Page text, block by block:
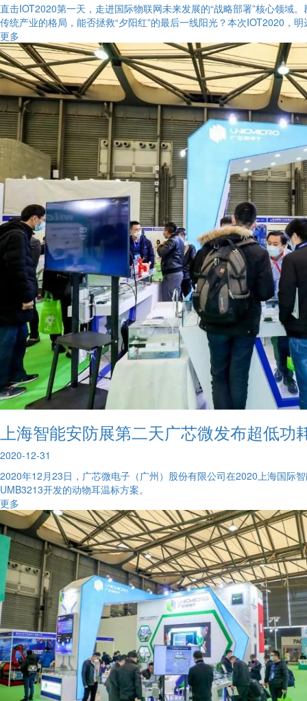
直击IOT2020第一天，走进国际物联网未来发展的“战略部署”核心领域
传统产业的格局，能否拯救“夕阳红”的最后一线阳光？本次IOT2020，
更多
上海智能安防展第二天广芯微发布超低功
2020-12-31
2020年12月23日，广芯微电子（广州）股份有限公司在2020上海国际
UMB3213开发的动物耳温标方案。
更多